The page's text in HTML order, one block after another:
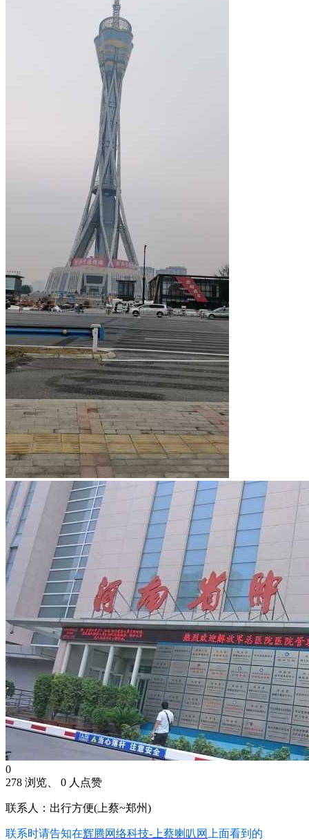
0
278 浏览、 0 人点赞
联系人：出行方便(上蔡~郑州)
联系时请告知在辉腾网络科技-上蔡喇叭网 上面看到的